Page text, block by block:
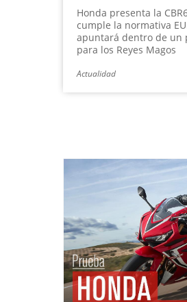
Honda presenta la
cumple la normativa
apuntará dentro de un
para los Reyes Magos
Actualidad